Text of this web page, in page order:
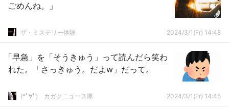
ごめんね。」
ザ・ミステリー体験 2024/3/1(Fr) 14:48
「早急」を「そうきゅう」って読んだら笑わ
れた。「さっきゅう。だよw」だって。
(*ﾟ∀ﾟ)ゞカガクニュース隊 2024/3/1(Fr) 14:45